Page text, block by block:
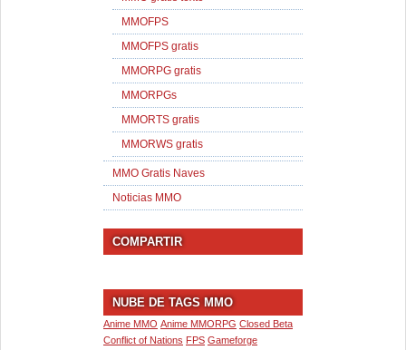
MMOFPS
MMOFPS gratis
MMORPG gratis
MMORPGs
MMORTS gratis
MMORWS gratis
MMO Gratis Naves
Noticias MMO
COMPARTIR
NUBE DE TAGS MMO
Anime MMO Anime MMORPG Closed Beta
Conflict of Nations FPS Gameforge